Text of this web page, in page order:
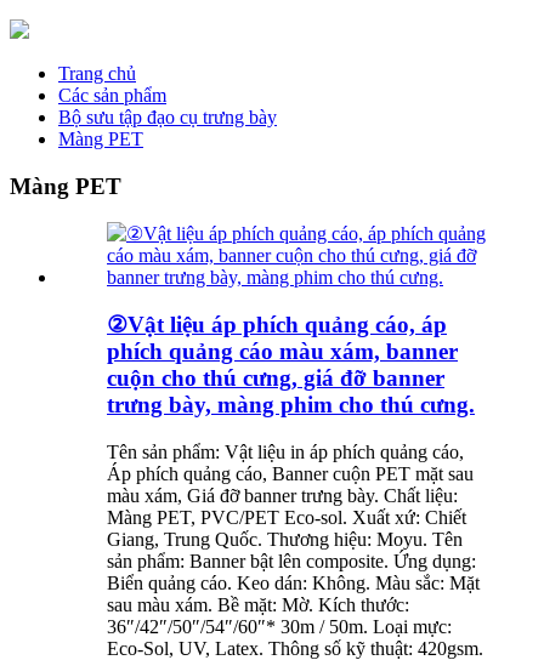
Trang chủ
Các sản phẩm
Bộ sưu tập đạo cụ trưng bày
Màng PET
Màng PET
②Vật liệu áp phích quảng cáo, áp
phích quảng cáo màu xám, banner
cuộn cho thú cưng, giá đỡ banner
trưng bày, màng phim cho thú cưng.
Tên sản phẩm: Vật liệu in áp phích quảng cáo,
Áp phích quảng cáo, Banner cuộn PET mặt sau
màu xám, Giá đỡ banner trưng bày. Chất liệu:
Màng PET, PVC/PET Eco-sol. Xuất xứ: Chiết
Giang, Trung Quốc. Thương hiệu: Moyu. Tên
sản phẩm: Banner bật lên composite. Ứng dụng:
Biển quảng cáo. Keo dán: Không. Màu sắc: Mặt
sau màu xám. Bề mặt: Mờ. Kích thước:
36″/42″/50″/54″/60″* 30m / 50m. Loại mực:
Eco-Sol, UV, Latex. Thông số kỹ thuật: 420gsm.